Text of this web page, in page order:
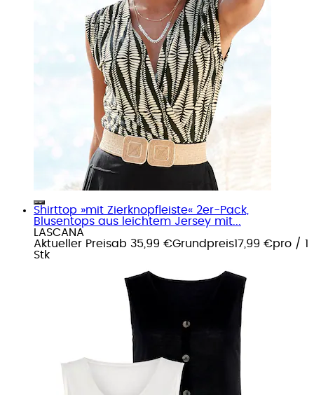
Shirttop »mit Zierknopfleiste« 2er-Pack,
Blusentops aus leichtem Jersey mit...
LASCANA
Aktueller Preisab 35,99 €Grundpreis17,99 €pro / 1
Stk